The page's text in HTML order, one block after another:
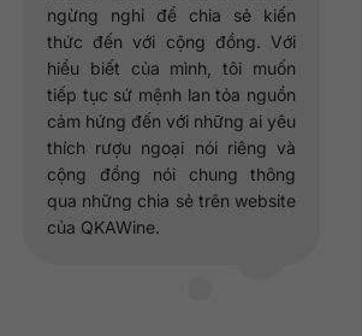
ngừng nghỉ để chia sẻ kiến
thức đến với cộng đồng. Với
hiểu biết của mình, tôi muốn
tiếp tục sứ mệnh lan tỏa nguồn
cảm hứng đến với những ai yêu
thích rượu ngoại nói riêng và
cộng đồng nói chung thông
qua những chia sẻ trên website
của QKAWine.